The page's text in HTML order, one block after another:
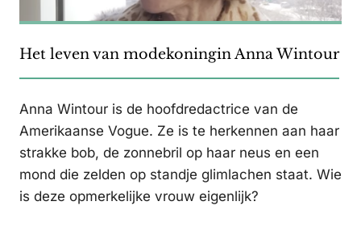
Het leven van modekoningin Anna Wintour
Anna Wintour is de hoofdredactrice van de
Amerikaanse Vogue. Ze is te herkennen aan haar
strakke bob, de zonnebril op haar neus en een
mond die zelden op standje glimlachen staat. Wie
is deze opmerkelijke vrouw eigenlijk?